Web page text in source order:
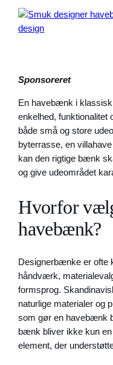
Sponsoreret
En havebænk i
enkelhed,
både små og store
byterrasse, en
kan den rigtige bænk
og give udeområdet
Hvorfor
havebænk?
Designerbænke er ofte
håndværk,
formsprog.
naturlige materialer og
som gør en havebænk
bænk bliver ikke kun
element, der